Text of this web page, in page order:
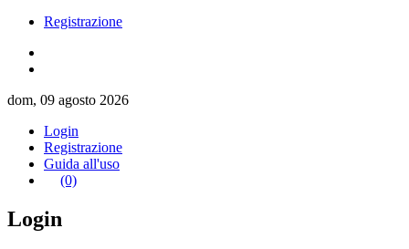
Registrazione
dom, 09 agosto 2026
Login
Registrazione
Guida all'uso
(0)
Login